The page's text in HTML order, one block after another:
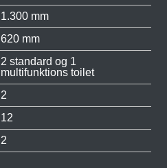
1.300 mm
620 mm
2 standard og 1
multifunktions toilet
2
12
2